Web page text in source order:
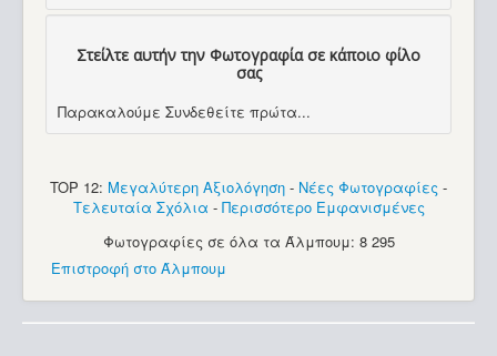
Στείλτε αυτήν την Φωτογραφία σε κάποιο φίλο
σας
Παρακαλούμε Συνδεθείτε πρώτα...
TOP 12: Μεγαλύτερη Αξιολόγηση - Νέες Φωτογραφίες -
Τελευταία Σχόλια - Περισσότερο Εμφανισμένες
Φωτογραφίες σε όλα τα Άλμπουμ: 8 295
Επιστροφή στο Άλμπουμ